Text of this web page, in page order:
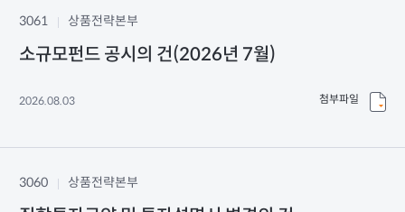
3061 상품전략본부
소규모펀드 공시의 건(2026년 7월)
2026.08.03 첨부파일
3060 상품전략본부